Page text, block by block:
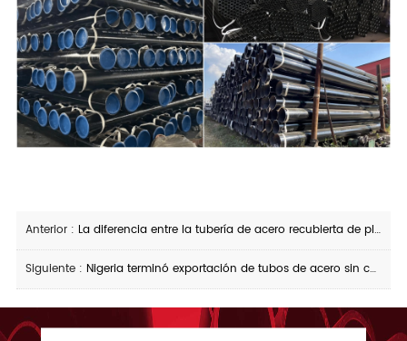
Anterior : La diferencia entre la tubería de acero recubierta de plástico y la tubería de acero compuesta recubierta de epoxi en el interior y ou
Siguiente : Nigeria terminó exportación de tubos de acero sin costura